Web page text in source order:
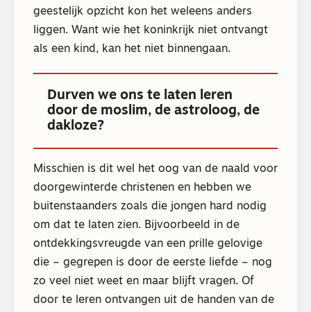
geestelijk opzicht kon het weleens anders
liggen. Want wie het koninkrijk niet ontvangt
als een kind, kan het niet binnengaan.
Durven we ons te laten leren
door de moslim, de astroloog, de
dakloze?
Misschien is dit wel het oog van de naald voor
doorgewinterde christenen en hebben we
buitenstaanders zoals die jongen hard nodig
om dat te laten zien. Bijvoorbeeld in de
ontdekkingsvreugde van een prille gelovige
die – gegrepen is door de eerste liefde – nog
zo veel niet weet en maar blijft vragen. Of
door te leren ontvangen uit de handen van de